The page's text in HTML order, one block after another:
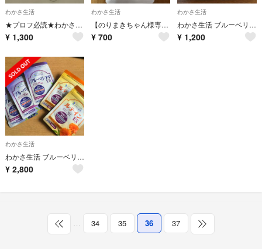
わかさ生活
★プロフ必読★わかさ生活 ブルーベリーアイ31粒
¥ 1,300
わかさ生活
【のりまきちゃん様専用】ブルーベリーアイ わんにゃブル
¥ 700
わかさ生活
わかさ生活 ブルーベリーアイ スーパー
¥ 1,200
わかさ生活
わかさ生活 ブルーベリーアイEX ルテインEX
¥ 2,800
… 34 35 36 37